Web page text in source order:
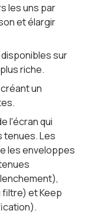
les uns par
et élargir
sur
riche.
un
l'écran qui
tenues. Les
les enveloppes
filtre) et Keep